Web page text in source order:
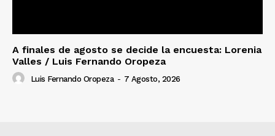
A finales de agosto se decide la encuesta: Lorenia
Valles / Luis Fernando Oropeza
Luis Fernando Oropeza - 7 Agosto, 2026